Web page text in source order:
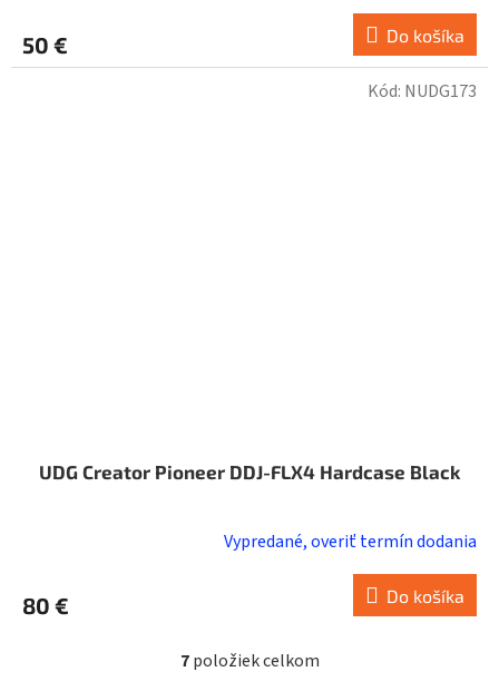
50 € Do košíka
UDG Creator Pioneer DDJ-FLX4 Hardcase Black
Vypredané, overiť termín dodania
80 € Do košíka
Kód: NUDG173
O
7položiek celkom